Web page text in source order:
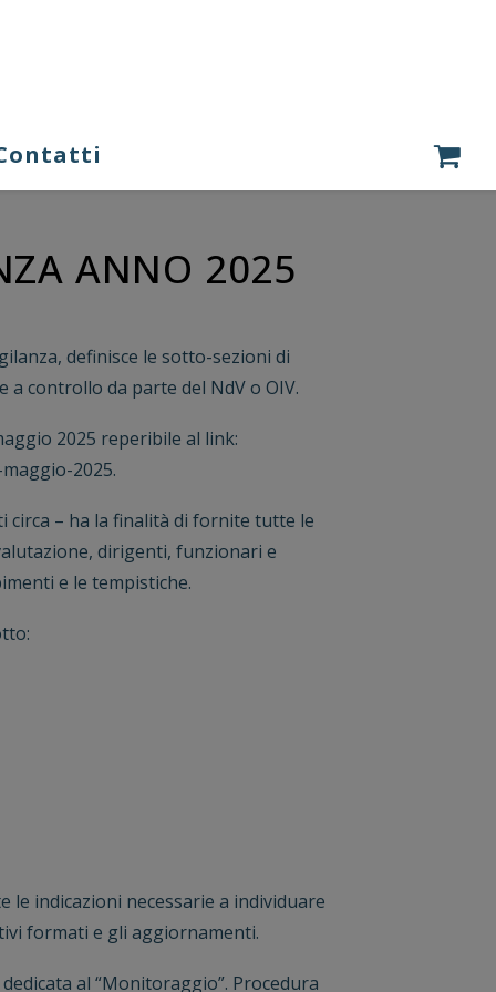
ANNO 2025
definisce le sotto-sezioni di
controllo da parte del NdV o OIV.
2025 reperibile al link:
2025.
circa – ha la finalità di fornite tutte le
dirigenti, funzionari e
e le tempistiche.
indicazioni necessarie a individuare
formati e gli aggiornamenti.
al “Monitoraggio”. Procedura